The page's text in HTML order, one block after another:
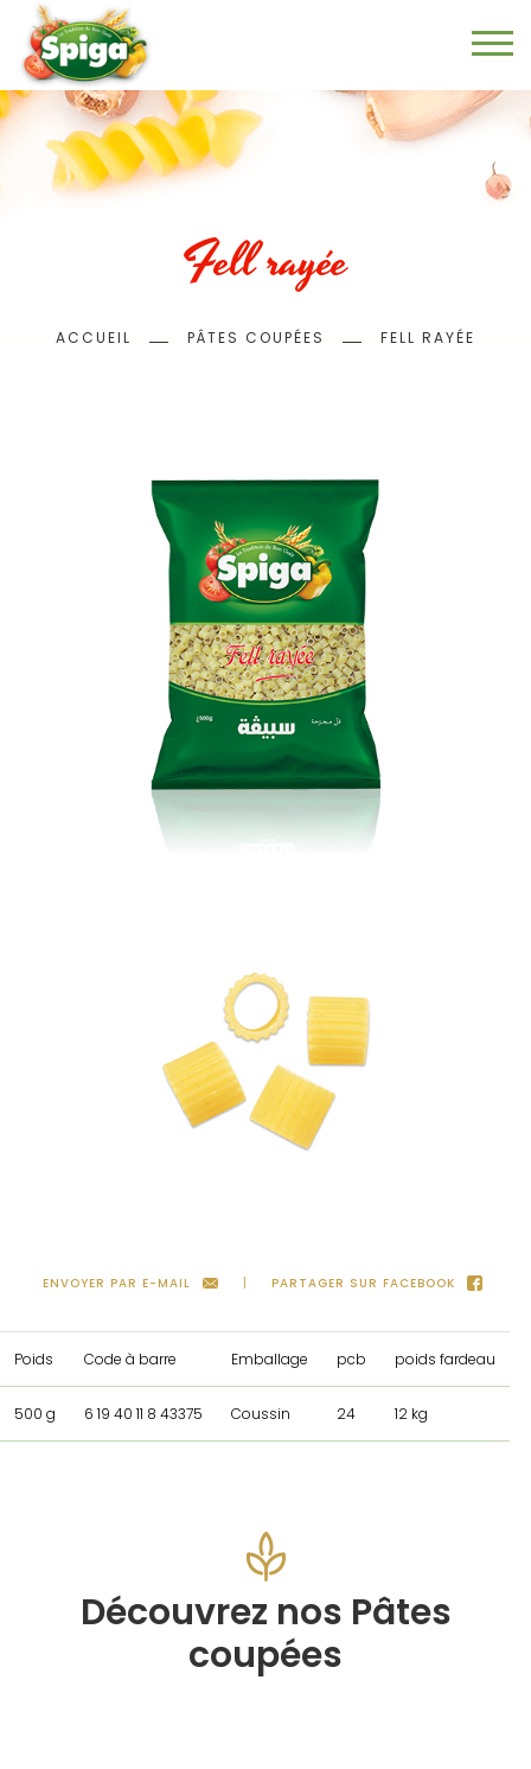
Aller
au
contenu
principal
Fell rayée
Fil
ACCUEIL PÂTES COUPÉES FELL RAYÉE
ENVOYER PAR E-MAIL PARTAGER SUR FACEBOOK
Poids Code à barre Emballage pcb poids fardeau
500 g 6 19 40 11 8 43375 Coussin 24 12 kg
Découvrez nos Pâtes
coupées